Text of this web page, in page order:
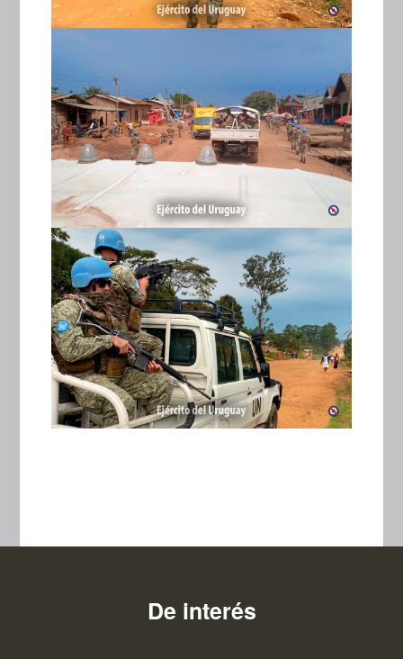
De interés